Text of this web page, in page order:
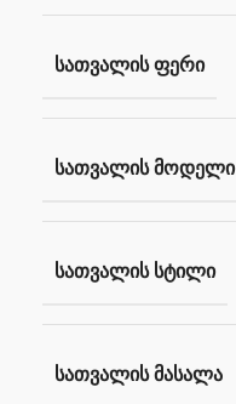
ᲡᲐᲗᲕᲐᲚᲘᲡ ᲤᲔᲠᲘ
ᲡᲐᲗᲕᲐᲚᲘᲡ ᲛᲝᲓᲔᲚᲘ
ᲡᲐᲗᲕᲐᲚᲘᲡ ᲡᲢᲘᲚᲘ
ᲡᲐᲗᲕᲐᲚᲘᲡ ᲛᲐᲡᲐᲚᲐ